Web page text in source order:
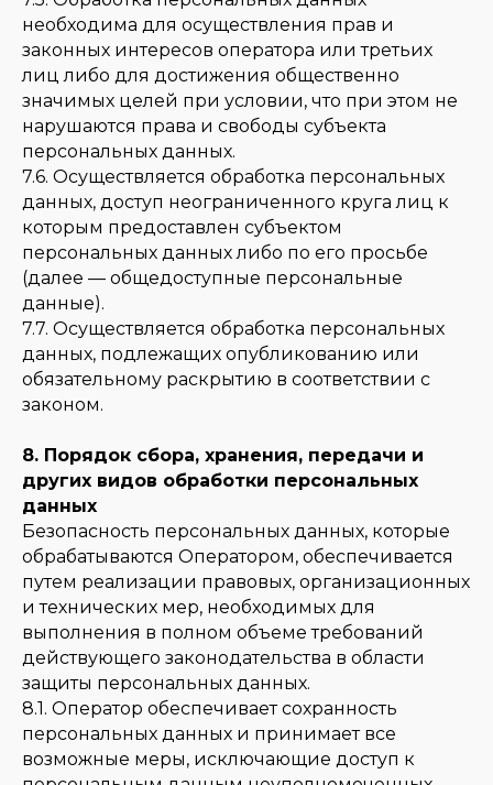
необходима для осуществления прав и
законных интересов оператора или третьих
лиц либо для достижения общественно
значимых целей при условии, что при этом не
нарушаются права и свободы субъекта
персональных данных.
7.6. Осуществляется обработка персональных
данных, доступ неограниченного круга лиц к
которым предоставлен субъектом
персональных данных либо по его просьбе
(далее — общедоступные персональные
данные).
7.7. Осуществляется обработка персональных
данных, подлежащих опубликованию или
обязательному раскрытию в соответствии с
законом.
8. Порядок сбора, хранения, передачи и
других видов обработки персональных
данных
Безопасность персональных данных, которые
обрабатываются Оператором, обеспечивается
путем реализации правовых, организационных
и технических мер, необходимых для
выполнения в полном объеме требований
действующего законодательства в области
защиты персональных данных.
8.1. Оператор обеспечивает сохранность
персональных данных и принимает все
возможные меры, исключающие доступ к